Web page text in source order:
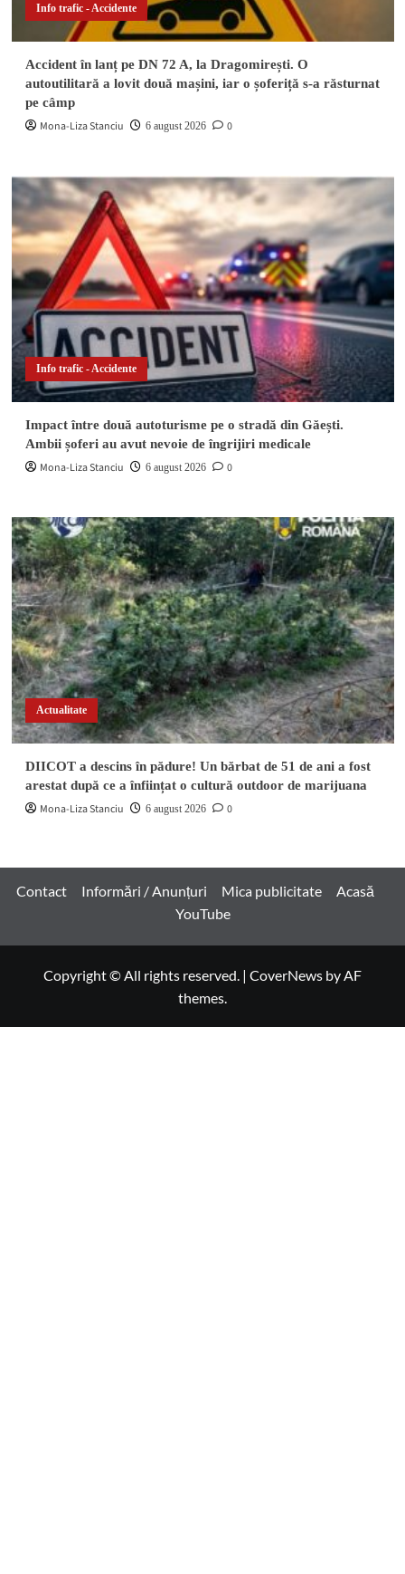
Info trafic - Accidente
Accident în lanț pe DN 72 A, la Dragomirești. O
autoutilitară a lovit două mașini, iar o șoferiță s-a răsturnat
pe câmp
Mona-Liza Stanciu 6 august 2026 0
Info trafic - Accidente
Impact între două autoturisme pe o stradă din Găești.
Ambii șoferi au avut nevoie de îngrijiri medicale
Mona-Liza Stanciu 6 august 2026 0
Actualitate
DIICOT a descins în pădure! Un bărbat de 51 de ani a fost
arestat după ce a înființat o cultură outdoor de marijuana
Mona-Liza Stanciu 6 august 2026 0
Contact Informări / Anunțuri Mica publicitate
Acasă
YouTube
Copyright © All rights reserved. | CoverNews by AF
themes.